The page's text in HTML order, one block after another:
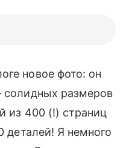
новое фото: он
размеров
из 400 (!) страниц
деталей! Я немного